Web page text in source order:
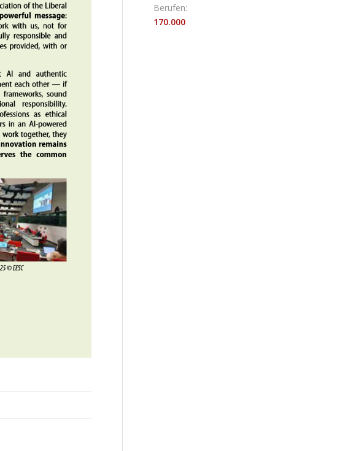
Berufen:
170.000